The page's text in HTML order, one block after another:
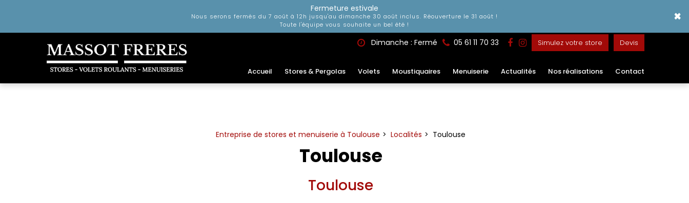
Fermeture estivale
Nous serons fermés du 7 août à 12h jusqu'au dimanche 30 août inclus. Réouverture le 31 août !
Toute l'équipe vous souhaite un bel été !
×
Dimanche : Fermé 05 61 11 70 33 Simulez votre store Devis
Accueil Stores & Pergolas Volets Moustiquaires Menuiserie Actualités Nos réalisations Contact
Entreprise de stores et menuiserie à Toulouse Localités Toulouse
Toulouse
Toulouse